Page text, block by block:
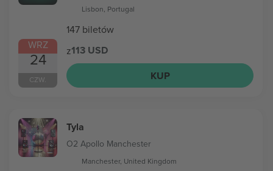
WRZ
24
CZW.
Lisbon, Portugal
147 biletów
z113 USD
KUP
Tyla
O2 Apollo Manchester
Manchester, United Kingdom